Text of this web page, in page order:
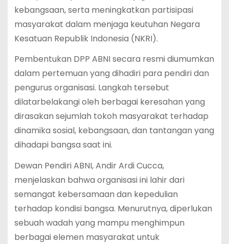
kebangsaan, serta meningkatkan partisipasi
masyarakat dalam menjaga keutuhan Negara
Kesatuan Republik Indonesia (NKRI).
Pembentukan DPP ABNI secara resmi diumumkan
dalam pertemuan yang dihadiri para pendiri dan
pengurus organisasi. Langkah tersebut
dilatarbelakangi oleh berbagai keresahan yang
dirasakan sejumlah tokoh masyarakat terhadap
dinamika sosial, kebangsaan, dan tantangan yang
dihadapi bangsa saat ini.
Dewan Pendiri ABNI, Andir Ardi Cucca,
menjelaskan bahwa organisasi ini lahir dari
semangat kebersamaan dan kepedulian
terhadap kondisi bangsa. Menurutnya, diperlukan
sebuah wadah yang mampu menghimpun
berbagai elemen masyarakat untuk